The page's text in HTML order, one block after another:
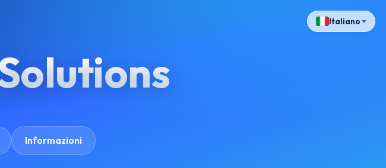
Italiano
Informazioni